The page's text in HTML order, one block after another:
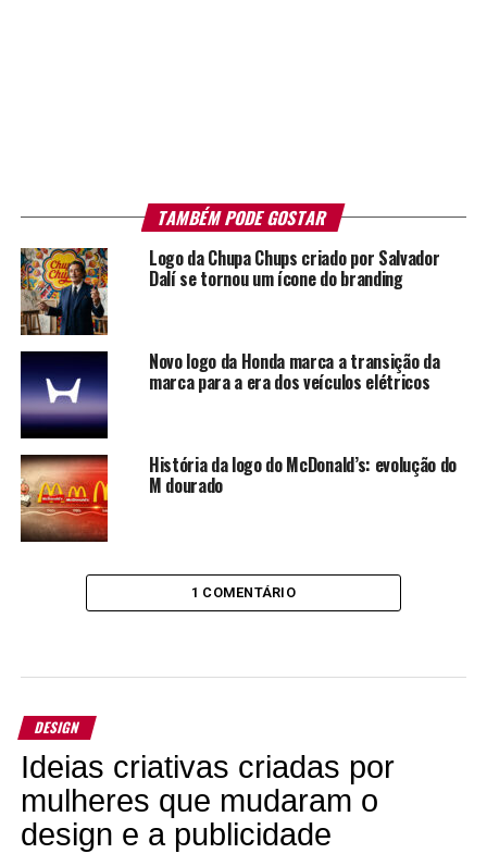
TAMBÉM PODE GOSTAR
Logo da Chupa Chups criado por Salvador
Dalí se tornou um ícone do branding
Novo logo da Honda marca a transição da
marca para a era dos veículos elétricos
História da logo do McDonald’s: evolução do
M dourado
1 COMENTÁRIO
DESIGN
Ideias criativas criadas por
mulheres que mudaram o
design e a publicidade